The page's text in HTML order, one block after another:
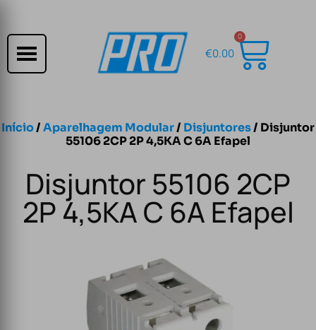
€0.00
0
Início/Aparelhagem Modular/ Disjuntores/ Disjuntor
55106 2CP 2P 4,5KA C 6A Efapel
Disjuntor 55106 2CP
2P 4,5KA C 6A Efapel